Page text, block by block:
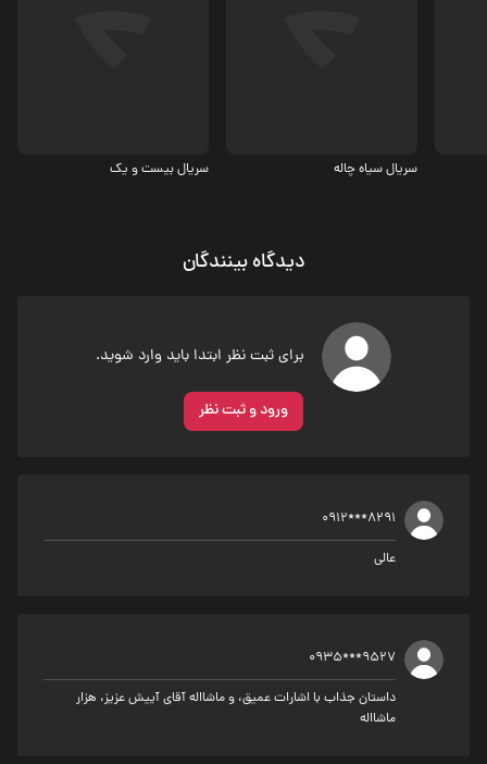
سریال سیاه چاله سریال بیست و یک
دیدگاه بینندگان
برای ثبت نظر ابتدا باید وارد شوید.
ورود و ثبت نظر
0912***8291
عالی
0935***9527
داستان جذاب با اشارات عمیق، و ماشااله آقای آییش عزیز، هزار
ماشااله